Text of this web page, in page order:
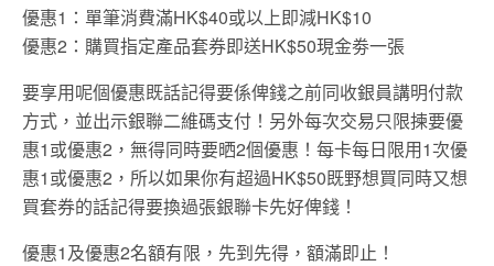
優惠1：單筆消費滿HK$40或以上即減HK$10
優惠2：購買指定產品套券即送HK$50現金劵一張
要享用呢個優惠既話記得要係俾錢之前同收銀員講明付款
方式，並出示銀聯二維碼支付！另外每次交易只限揀要優
惠1或優惠2，無得同時要晒2個優惠！每卡每日限用1次優
惠1或優惠2，所以如果你有超過HK$50既野想買同時又想
買套券的話記得要換過張銀聯卡先好俾錢！
優惠1及優惠2名額有限，先到先得，額滿即止！